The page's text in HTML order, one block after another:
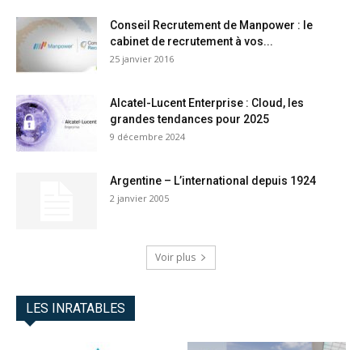
Conseil Recrutement de Manpower : le
cabinet de recrutement à vos...
25 janvier 2016
Alcatel-Lucent Enterprise : Cloud, les
grandes tendances pour 2025
9 décembre 2024
Argentine – L’international depuis 1924
2 janvier 2005
Voir plus
LES INRATABLES